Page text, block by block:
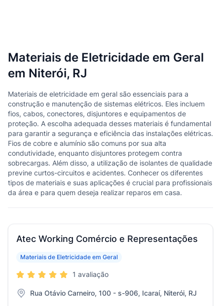
Materiais de Eletricidade em Geral
em Niterói, RJ
Materiais de eletricidade em geral são essenciais para a
construção e manutenção de sistemas elétricos. Eles incluem
fios, cabos, conectores, disjuntores e equipamentos de
proteção. A escolha adequada desses materiais é fundamental
para garantir a segurança e eficiência das instalações elétricas.
Fios de cobre e alumínio são comuns por sua alta
condutividade, enquanto disjuntores protegem contra
sobrecargas. Além disso, a utilização de isolantes de qualidade
previne curtos-circuitos e acidentes. Conhecer os diferentes
tipos de materiais e suas aplicações é crucial para profissionais
da área e para quem deseja realizar reparos em casa.
Atec Working Comércio e Representações
Materiais de Eletricidade em Geral
1 avaliação
Rua Otávio Carneiro, 100 - s-906, Icaraí, Niterói, RJ